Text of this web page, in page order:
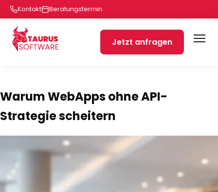
Kontakt Beratungstermin
Jetzt anfragen
Warum WebApps ohne API-
Strategie scheitern